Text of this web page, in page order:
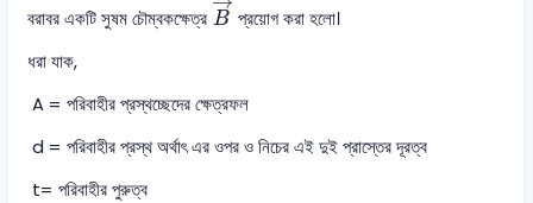
বরাবর একটি সুষম চৌম্বকক্ষেত্র B প্রয়োগ করা হলো।
ধরা যাক,
A = পরিবাহীর প্রস্থচ্ছেদের ক্ষেত্রফল
d = পরিবাহীর প্রস্থ অর্থাৎ এর ওপর ও নিচের এই দুই প্রাস্তের দূরত্ব
t= পরিবাহীর পুরুত্ব